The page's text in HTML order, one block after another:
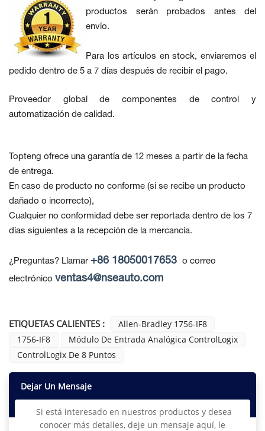
productos serán probados antes del
envío.
Para los artículos en stock, enviaremos el
pedido dentro de 5 a 7 días después de recibir el pago.
Proveedor global de componentes de control y
automatización de calidad.
Topteng ofrece una garantía de 12 meses a partir de la fecha
de entrega.
En caso de producto no conforme (si se recibe un producto
dañado o incorrecto),
Cualquier no conformidad debe ser reportada dentro de los 7
días siguientes a la recepción de la mercancía.
¿Preguntas? Llamar +86 18050017653 o correo
electrónico ventas4@nseauto.com
ETIQUETAS CALIENTES :
Allen-Bradley 1756-IF8
1756-IF8
Módulo De Entrada Analógica ControlLogix
ControlLogix De 8 Puntos
Dejar Un Mensaje
Si está interesado en nuestros productos y desea
conocer más detalles, deje un mensaje aquí, le